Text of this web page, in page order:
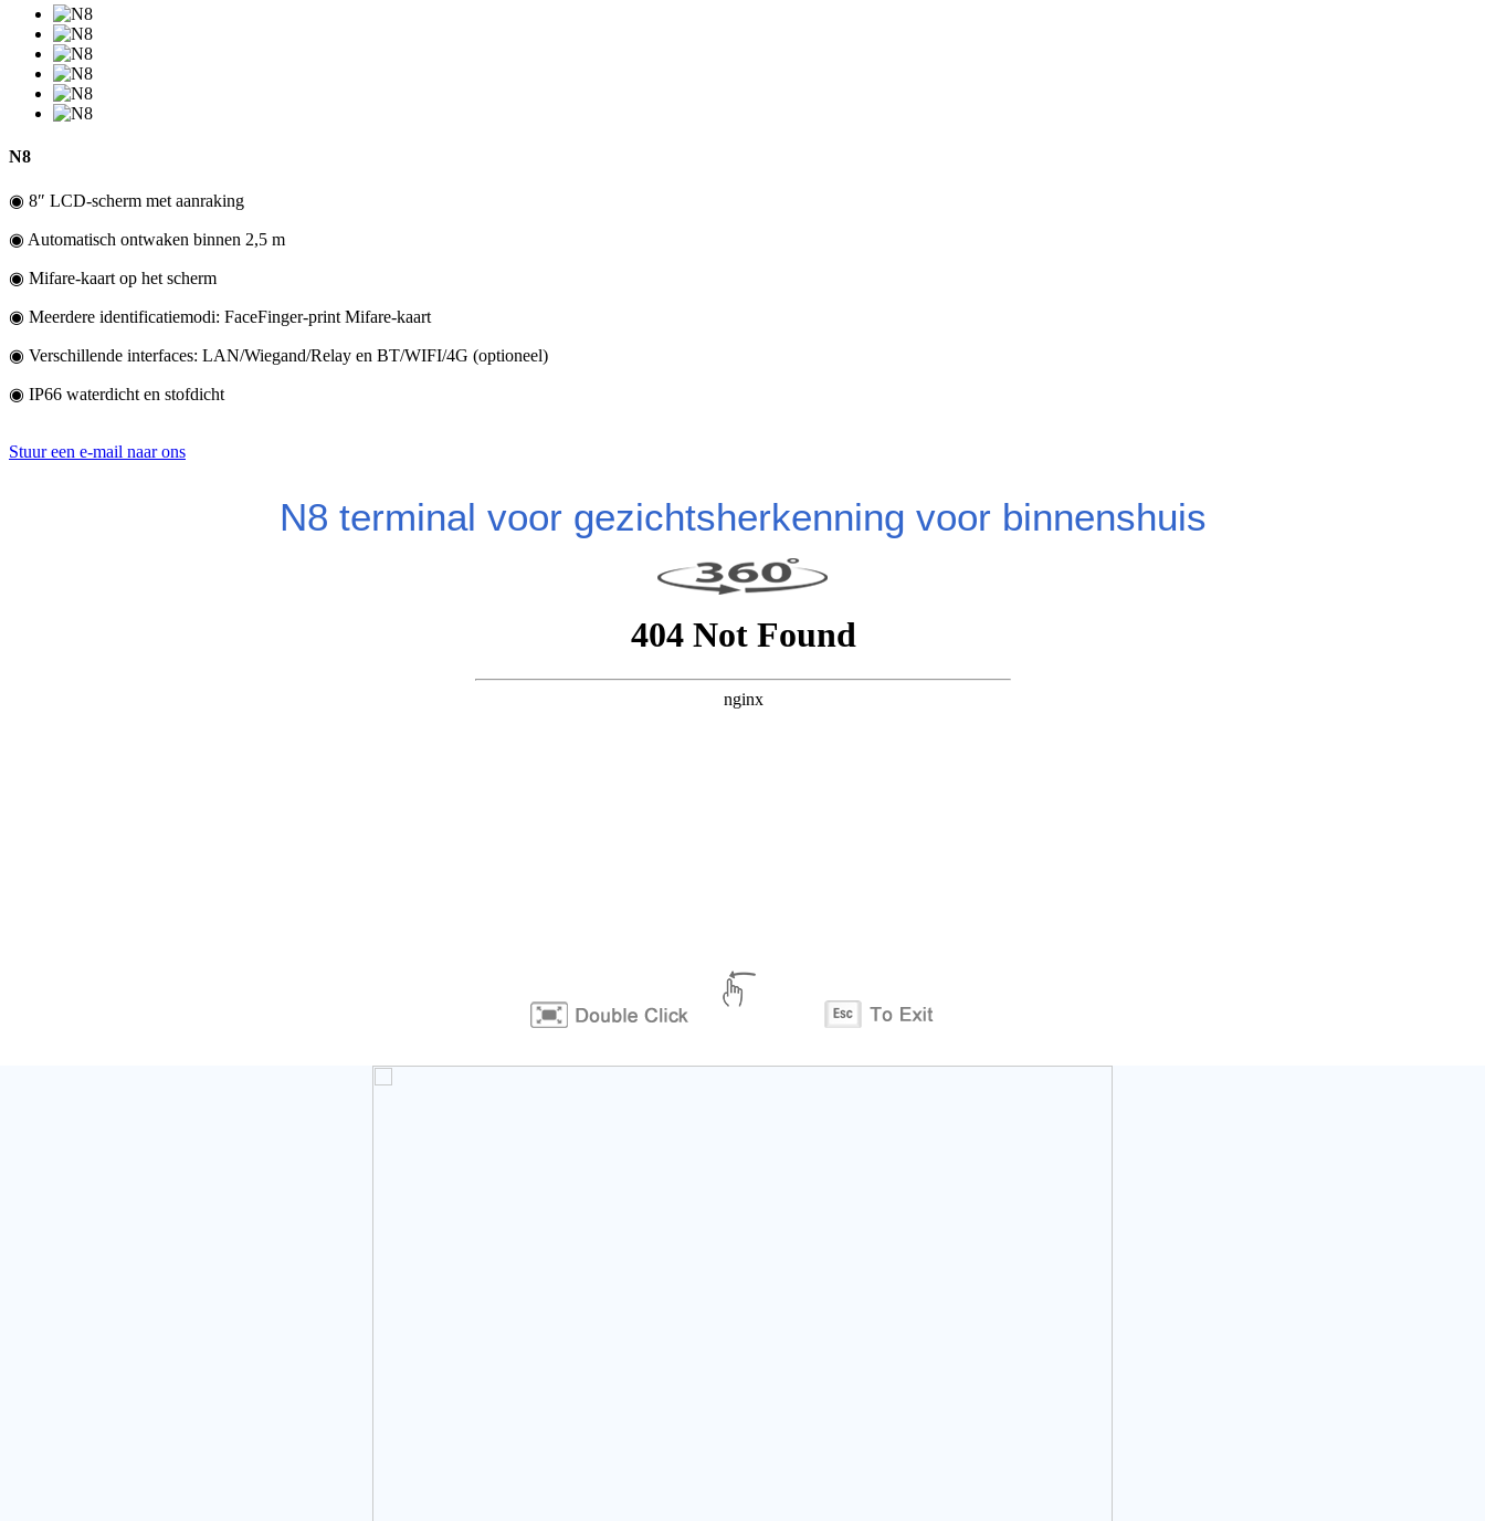
N8
◉ 8″ LCD-scherm met aanraking
◉ Automatisch ontwaken binnen 2,5 m
◉ Mifare-kaart op het scherm
◉ Meerdere identificatiemodi: FaceFinger-print Mifare-kaart
◉ Verschillende interfaces: LAN/Wiegand/Relay en BT/WIFI/4G (optioneel)
◉ IP66 waterdicht en stofdicht
Stuur een e-mail naar ons
N8 terminal voor gezichtsherkenning voor binnenshuis